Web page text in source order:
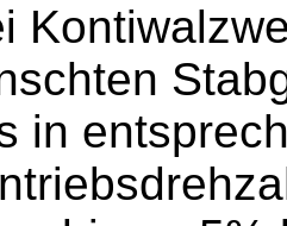
in